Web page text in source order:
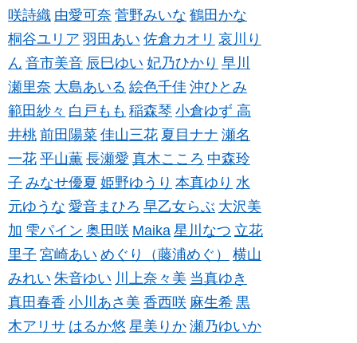
咲詩織 由愛可奈 菅野みいな 鶴田かな
桐谷ユリア 羽田あい 佐倉カオリ 哀川り
ん 音市美音 辰巳ゆい 妃乃ひかり 早川
瀬里奈 大島あいる 絵色千佳 沖ひとみ
範田紗々 白戸もも 稲森琴 小倉ゆず 高
井桃 前田陽菜 佳山三花 夏目ナナ 瀬名
一花 平山薫 長瀬愛 真木こころ 中森玲
子 みなせ優夏 姫野ゆうり 本真ゆり 水
元ゆうな 愛音まひろ 早乙女らぶ 大沢美
加 雫パイン 奥田咲 Maika 星川なつ 立花
里子 宮崎あい めぐり（藤浦めぐ）
横山
みれい 朱音ゆい 川上奈々美 当真ゆき
真田春香 小川あさ美 香西咲 麻生希 黒
木アリサ はるか悠 星美りか 瀬乃ゆいか